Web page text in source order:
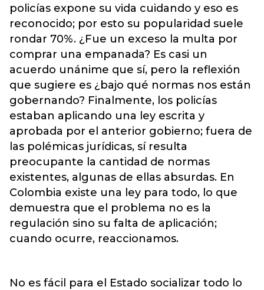
policías expone su vida cuidando y eso es
reconocido; por esto su popularidad suele
rondar 70%. ¿Fue un exceso la multa por
comprar una empanada? Es casi un
acuerdo unánime que sí, pero la reflexión
que sugiere es ¿bajo qué normas nos están
gobernando? Finalmente, los policías
estaban aplicando una ley escrita y
aprobada por el anterior gobierno; fuera de
las polémicas jurídicas, sí resulta
preocupante la cantidad de normas
existentes, algunas de ellas absurdas. En
Colombia existe una ley para todo, lo que
demuestra que el problema no es la
regulación sino su falta de aplicación;
cuando ocurre, reaccionamos.
No es fácil para el Estado socializar todo lo